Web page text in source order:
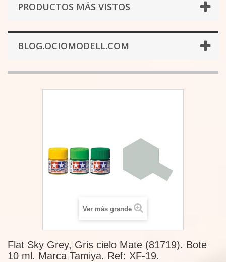
PRODUCTOS MÁS VISTOS
BLOG.OCIOMODELL.COM
Ver más grande
Flat Sky Grey, Gris cielo Mate (81719). Bote
10 ml. Marca Tamiya. Ref: XF-19.